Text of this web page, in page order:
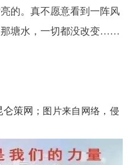
的。真不愿意看到一阵风
那塘水，一切都没改变……
仑策网 ； 图片来自网络，侵